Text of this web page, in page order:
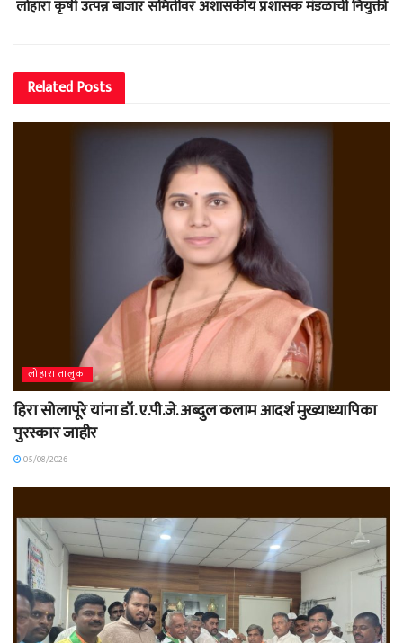
लोहारा कृषी उत्पन्न बाजार समितीवर अशासकीय प्रशासक मंडळाची नियुक्ती
RelatedPosts
लोहारा तालुका
हिरा सोलापूरे यांना डॉ. ए.पी.जे. अब्दुल कलाम आदर्श मुख्याध्यापिका
पुरस्कार जाहीर
05/08/2026